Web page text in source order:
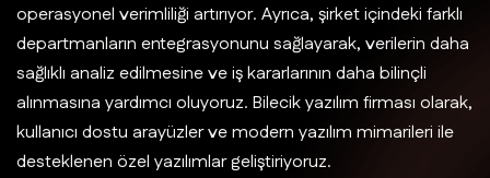
operasyonel verimliliği artırıyor. Ayrıca, şirket içindeki farklı
departmanların entegrasyonunu sağlayarak, verilerin daha
sağlıklı analiz edilmesine ve iş kararlarının daha bilinçli
alınmasına yardımcı oluyoruz. Bilecik yazılım firması olarak,
kullanıcı dostu arayüzler ve modern yazılım mimarileri ile
desteklenen özel yazılımlar geliştiriyoruz.